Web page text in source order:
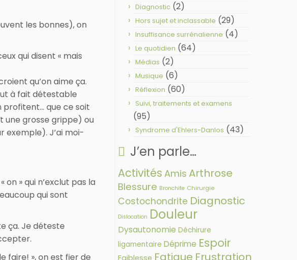
les bonnes), on
qui disent « mais
qu’on aime ça.
à fait détestable
profitent… que ce soit
une grosse grippe) ou
exemple). J’ai moi-
on » qui n’exclut pas la
qui sont
ça. Je déteste
faire! », on est fier de
Diagnostic (2)
Hors sujet et inclassable (29)
Insuffisance surrénalienne (4)
Le quotidien (64)
Médias (2)
Musique (6)
Réflexion (60)
Suivi, traitements et examens
(95)
Syndrome d'Ehlers-Danlos (43)
J’en parle…
Activités Amis Arthrose
Blessure Bronchite Chirurgie
Costochondrite Diagnostic
Dislocation Douleur
Dysautonomie Déchirure
ligamentaire Déprime Espoir
Faiblesse Fatigue Frustration